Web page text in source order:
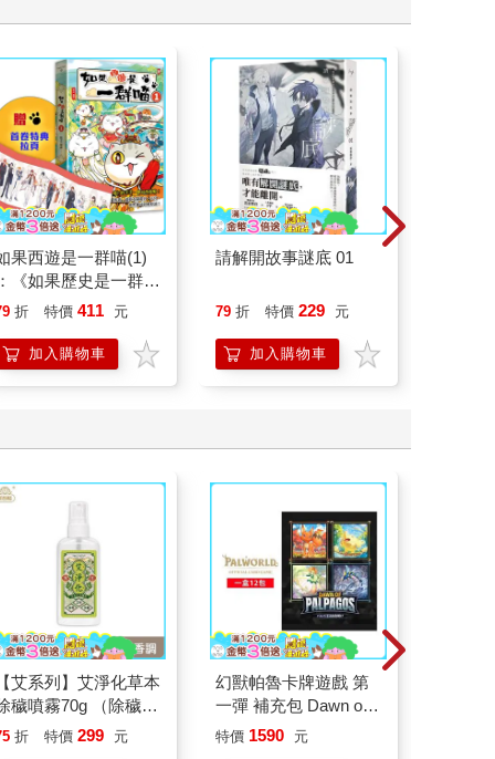
果西遊是一群喵(1)
：《如果歷史是一群
》作者最新力作，附
折 特價 411 元
加入購物車
請解開故事謎底 01
79 折 特價 229 元
加入購物車
【艾系列】艾淨化草本
穢噴霧70g （除穢/
安/淨化/艾草/芙蓉/
折 特價 299 元
幻獸帕魯卡牌遊戲 第
一彈 補充包 Dawn of
Palpagos（日文版一
特價 1590 元